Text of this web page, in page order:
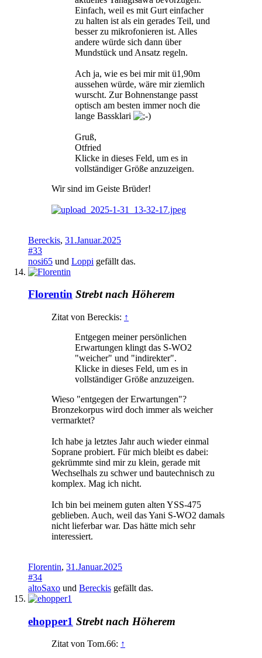
Einfach, weil es mit Gurt einfacher
zu halten ist als ein gerades Teil, und
besser zu mikrofonieren ist. Alles
andere würde sich dann über
Mundstück und Ansatz regeln.
Ach ja, wie es bei mir mit ü1,90m
aussehen würde, wäre mir ziemlich
wurscht. Zur Bohnenstange passt
optisch am besten immer noch die
lange Bassklari
Gruß,
Otfried
Klicke in dieses Feld, um es in
vollständiger Größe anzuzeigen.
Wir sind im Geiste Brüder!
Bereckis, 31.Januar.2025
#33
nosi65 und Loppi gefällt das.
Florentin Strebt nach Höherem
Zitat von Bereckis: ↑
Entgegen meiner persönlichen
Erwartungen klingt das S-WO2
"weicher" und "indirekter".
Klicke in dieses Feld, um es in
vollständiger Größe anzuzeigen.
Wieso "entgegen der Erwartungen"?
Bronzekorpus wird doch immer als weicher
vermarktet?
Ich habe ja letztes Jahr auch wieder einmal
Soprane probiert. Für mich bleibt es dabei:
gekrümmte sind mir zu klein, gerade mit
Wechselhals zu schwer und bautechnisch zu
komplex. Mag ich nicht.
Ich bin bei meinem guten alten YSS-475
geblieben. Auch, weil das Yani S-WO2 damals
nicht lieferbar war. Das hätte mich sehr
interessiert.
Florentin, 31.Januar.2025
#34
altoSaxo und Bereckis gefällt das.
ehopper1 Strebt nach Höherem
Zitat von Tom.66: ↑